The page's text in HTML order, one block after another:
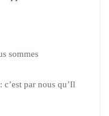
sommes
par nous qu’Il